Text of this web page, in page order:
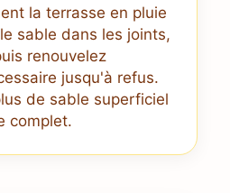
la terrasse en pluie
sable dans les joints,
renouvelez
jusqu'à refus.
de sable superficiel
complet.